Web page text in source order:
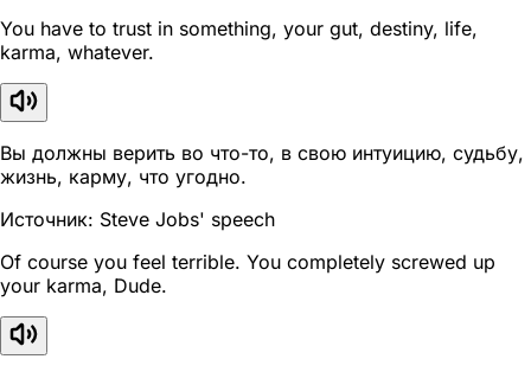
You have to trust in something, your gut, destiny, life,
karma, whatever.
Вы должны верить во что-то, в свою интуицию, судьбу,
жизнь, карму, что угодно.
Источник: Steve Jobs' speech
Of course you feel terrible. You completely screwed up
your karma, Dude.